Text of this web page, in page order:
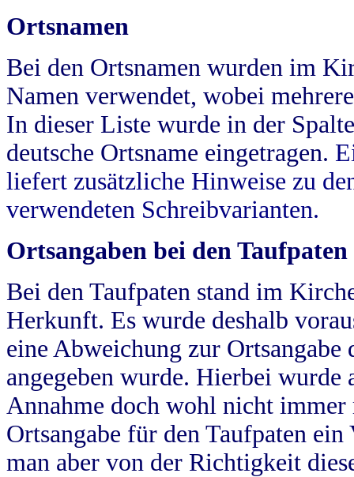
Ortsnamen
Bei den Ortsnamen wurden im
Namen verwendet, wobei
In dieser Liste wurde in der
deutsche Ortsname eingetragen.
liefert zusätzliche Hinweise zu
verwendeten Schreibvarianten.
Ortsangaben bei den Taufpaten
Bei den Taufpaten stand im
Herkunft. Es wurde deshalb
eine Abweichung zur
angegeben wurde. Hierbei wurde
Annahme doch wohl nicht
Ortsangabe für den Taufpaten
man aber von der Richtigkeit